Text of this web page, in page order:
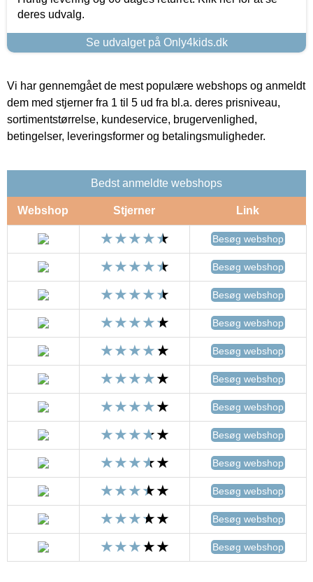
deres udvalg.
Se udvalget på Only4kids.dk
Vi har gennemgået de mest populære webshops og anmeldt
dem med stjerner fra 1 til 5 ud fra bl.a. deres prisniveau,
sortimentstørrelse, kundeservice, brugervenlighed,
betingelser, leveringsformer og betalingsmuligheder.
Bedst anmeldte webshops
Webshop Stjerner Link
Besøg webshop
Besøg webshop
Besøg webshop
Besøg webshop
Besøg webshop
Besøg webshop
Besøg webshop
Besøg webshop
Besøg webshop
Besøg webshop
Besøg webshop
Besøg webshop